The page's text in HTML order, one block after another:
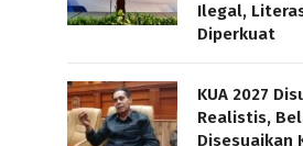
Ilegal,
Diperkuat
KUA 2027
Realistis,
Disesuaikan